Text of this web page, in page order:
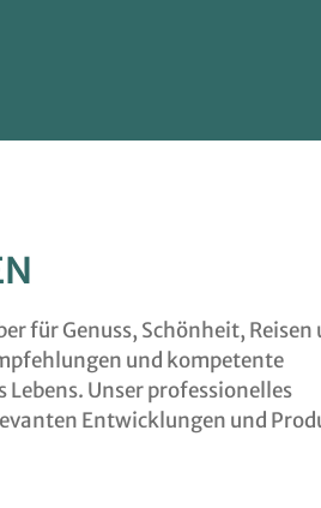
für Genuss, Schönheit, Reisen
und kompetente
Unser professionelles
Entwicklungen und